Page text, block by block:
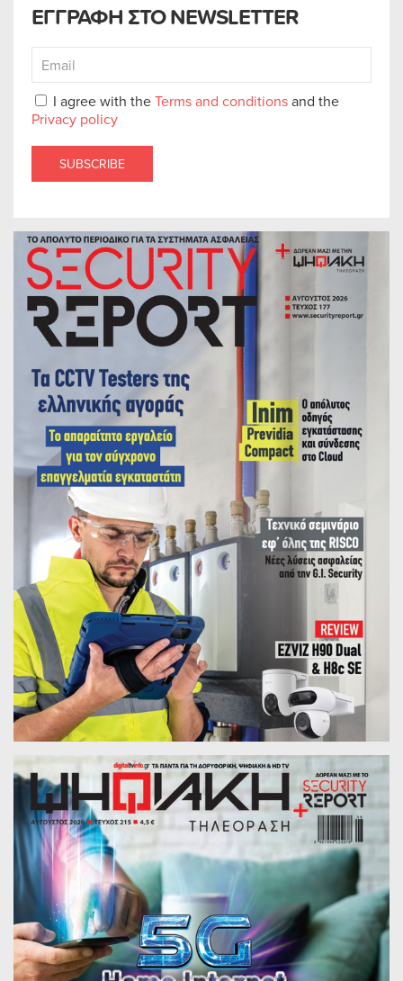
ΕΓΓΡΑΦΗ ΣΤΟ NEWSLETTER
I agree with theTerms and conditionsand the
Privacy policy
SUBSCRIBE